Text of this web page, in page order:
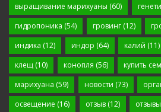
выращивание марихуаны (60)
гидропоника (54) гровинг(12)
индика (12) индор (64) калий (11)
клещ (10) конопля (56) купить
марихуана (59) новости (73)
освещение (16) отзыв(12) отзывы